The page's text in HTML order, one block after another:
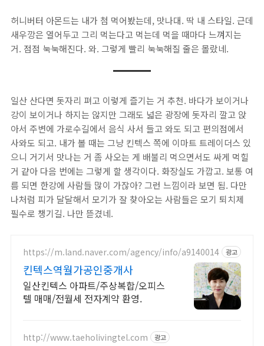
허니버터 아몬드는 내가 첨 먹어봤는데, 맛나대. 딱 내 스타일. 근데
새우깡은 열어두고 그리 먹는다고 먹는데 먹을 때마다 느껴지는
거. 점점 눅눅해진다. 와. 그렇게 빨리 눅눅해질 줄은 몰랐네.
일산 산다면 돗자리 펴고 이렇게 즐기는 거 추천. 바다가 보이거나
강이 보이거나 하지는 않지만 그래도 넓은 광장에 돗자리 깔고 앉
아서 주변에 가로수길에서 음식 사서 들고 와도 되고 편의점에서
사와도 되고. 내가 볼 때는 그냥 킨텍스 쪽에 이마트 트레이더스 있
으니 거기서 맛나는 거 좀 사오는 게 배불리 먹으면서도 싸게 먹힐
거 같아 다음 번에는 그렇게 할 생각이다. 화장실도 가깝고. 보통 여
름 되면 한강에 사람들 많이 가잖아? 그런 느낌이라 보면 됨. 다만
나처럼 피가 달달해서 모기가 잘 찾아오는 사람들은 모기 퇴치제
필수로 챙기길. 나만 뜯겼네.
https://m.land.naver.com/agency/info/a9140014 광고
킨텍스역월가공인중개사
일산킨텍스 아파트/주상복합/오피스
텔 매매/전월세 전자계약 환영.
http://www.taeholivingtel.com 광고